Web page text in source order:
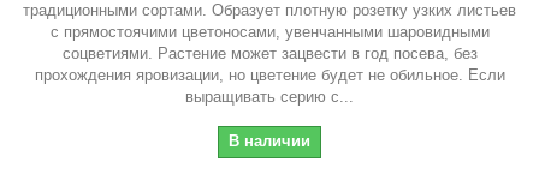
традиционными сортами. Образует плотную розетку узких листьев
с прямостоячими цветоносами, увенчанными шаровидными
соцветиями. Растение может зацвести в год посева, без
прохождения яровизации, но цветение будет не обильное. Если
выращивать серию с...
В наличии